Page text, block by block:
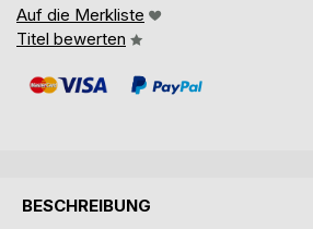
Auf die Merkliste
Titel bewerten
BESCHREIBUNG